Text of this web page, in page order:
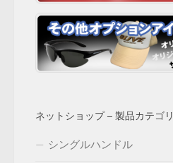
ネットショップ – 製品カテゴリ
シングルハンドル